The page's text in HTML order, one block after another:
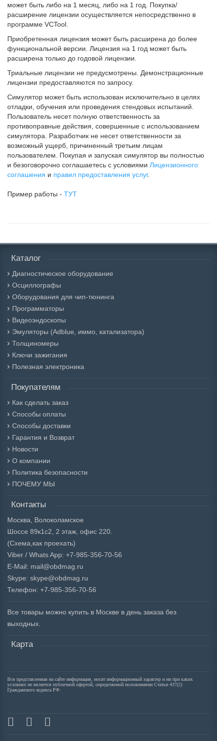
может быть либо на 1 месяц, либо на 1 год. Покупка/
расширение лицензии осуществляется непосредственно в
программе VCTool.
Приобретенная лицензия может быть расширена до более
функциональной версии. Лицензия на 1 год может быть
расширена только до годовой лицензии.
Триальные лицензии не предусмотрены. Демонстрационные
лицензии предоставляются по запросу.
Симулятор может быть использован исключительно в целях
отладки, обучения или проведения стендовых испытаний.
Пользователь несет полную ответственность за
противоправные действия, совершенные с использованием
симулятора. Разработчик не несет ответственности за
возможный ущерб, причиненный третьим лицам
пользователем. Покупая и запуская симулятор вы полностью
и безоговорочно соглашаетесь с условиями Лицензионного
соглашения и правил предоставления услуг.
Пример работы - ТУТ
Каталог
Диагностическое оборудование
Осциллографы
Оборудования для чип-тюнинга
Программаторы
Видеоэндоскопы
Эмуляторы (Adblue, иммо, катализатора)
Толщиномеры
Ключи зажигания
Полезная электроника
Покупателям
Как сделать заказ
Способы оплаты
Способы доставки
Гарантия и Возврат
Новости
О компании
Политика безопасности
ПОЧЕМУ МЫ
Контакты
Москва, Волоколамское
Шоссе 89к1с2, 2 этаж, офис 220.
(Схема, как проехать)
Viber / Whats App: +7-985-356-70-56
E-Mail: mail@obdmag.ru
Skype: skype@obdmag.ru
Телефон: +7-985-356-70-56
Все товары можно купить в Москве в день заказа без
выходных.
Карта
Вся представленная на сайте информация, носит информационный характер и ни при каких
условиях не является публичной офертой, определяемой положениями Статьи 437(2)
Гражданского кодекса РФ.